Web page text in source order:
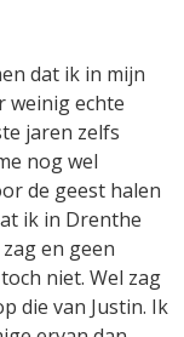
dat ik in mijn
weinig echte
jaren zelfs
nog wel
de geest halen
ik in Drenthe
en geen
niet. Wel zag
die van Justin. Ik